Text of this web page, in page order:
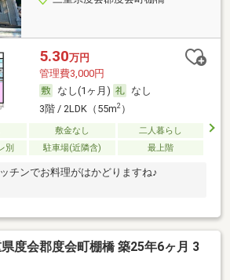
5.30万円
管理費3,000円
なし(1ヶ月)
なし
3階 / 2LDK（55m2）
敷金なし
二人暮らし
別
駐車場(近隣含) 最上階
チンでお料理がはかどりますね♪
度会郡度会町棚橋 築25年6ヶ月 3